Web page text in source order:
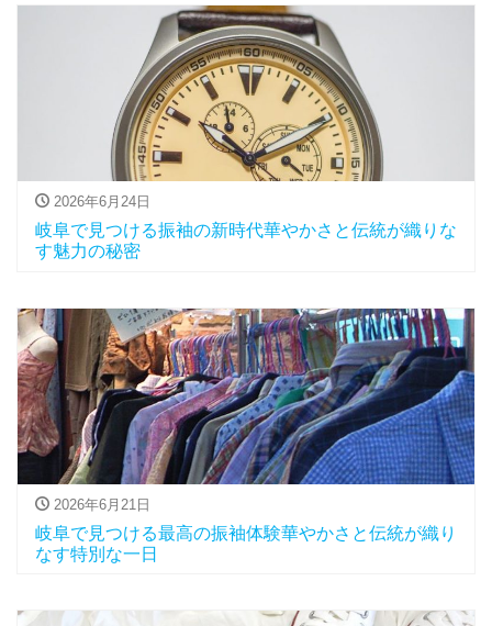
2026年6月24日
岐阜で見つける振袖の新時代華やかさと伝統が織りな
す魅力の秘密
2026年6月21日
岐阜で見つける最高の振袖体験華やかさと伝統が織り
なす特別な一日